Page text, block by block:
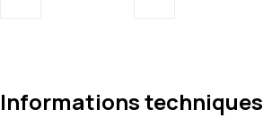
Informations techniques